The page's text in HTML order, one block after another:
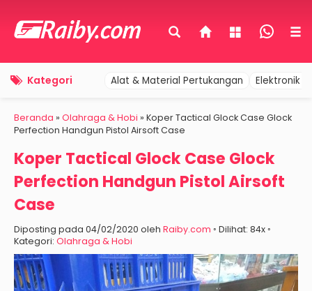
Kategori Alat & Material Pertukangan Elektronik
Beranda » Olahraga & Hobi » Koper Tactical Glock Case Glock
Perfection Handgun Pistol Airsoft Case
Koper Tactical Glock Case Glock
Perfection Handgun Pistol Airsoft
Case
Diposting pada 04/02/2020 oleh Raiby.com ◦ Dilihat: 84x ◦
Kategori: Olahraga & Hobi